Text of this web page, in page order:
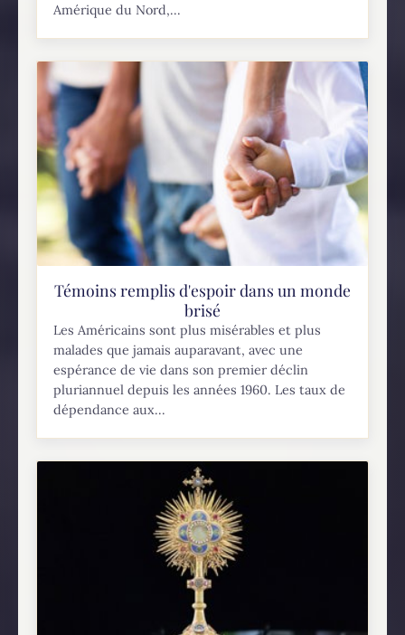
Amérique du Nord,...
Témoins remplis d'espoir dans un monde
brisé
Les Américains sont plus misérables et plus
malades que jamais auparavant, avec une
espérance de vie dans son premier déclin
pluriannuel depuis les années 1960. Les taux de
dépendance aux...